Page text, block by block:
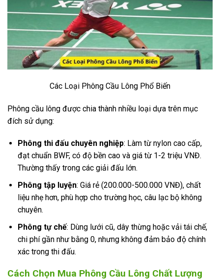
Các Loại Phông Cầu Lông Phổ Biến
Phông cầu lông được chia thành nhiều loại dựa trên mục
đích sử dụng:
Phông thi đấu chuyên nghiệp: Làm từ nylon cao cấp,
đạt chuẩn BWF, có độ bền cao và giá từ 1-2 triệu VNĐ.
Thường thấy trong các giải đấu lớn.
Phông tập luyện: Giá rẻ (200.000-500.000 VNĐ), chất
liệu nhẹ hơn, phù hợp cho trường học, câu lạc bộ không
chuyên.
Phông tự chế: Dùng lưới cũ, dây thừng hoặc vải tái chế,
chi phí gần như bằng 0, nhưng không đảm bảo độ chính
xác trong thi đấu.
Cách Chọn Mua Phông Cầu Lông Chất Lượng